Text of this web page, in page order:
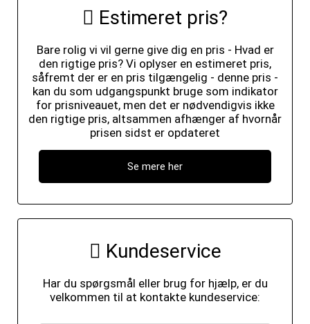
Estimeret pris?
Bare rolig vi vil gerne give dig en pris - Hvad er
den rigtige pris? Vi oplyser en estimeret pris,
såfremt der er en pris tilgængelig - denne pris -
kan du som udgangspunkt bruge som indikator
for prisniveauet, men det er nødvendigvis ikke
den rigtige pris, altsammen afhænger af hvornår
prisen sidst er opdateret
Se mere her
Kundeservice
Har du spørgsmål eller brug for hjælp, er du
velkommen til at kontakte kundeservice: